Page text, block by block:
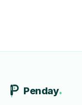
Penday